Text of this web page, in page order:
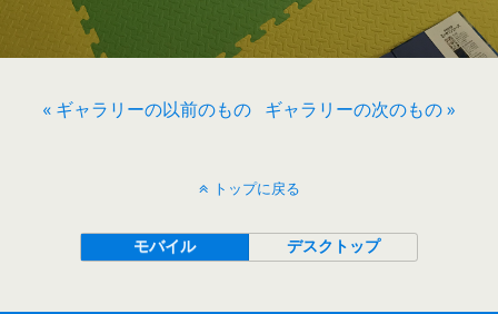
« ギャラリーの以前のもの ギャラリーの次のもの »
トップに戻る
モバイル デスクトップ